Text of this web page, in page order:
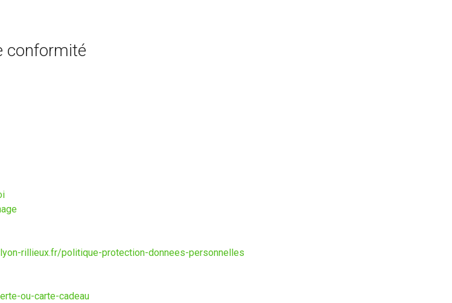
conformité
rillieux.fr/politique-protection-donnees-personnelles
ou-carte-cadeau